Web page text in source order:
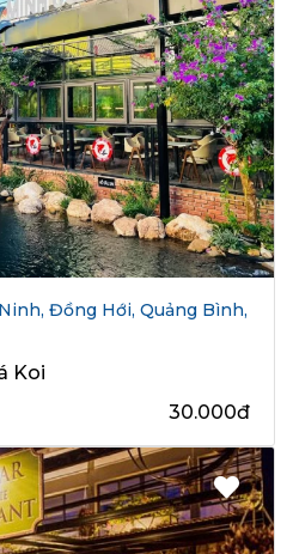
Đồng Hới, Quảng Bình,
Koi
30.000đ